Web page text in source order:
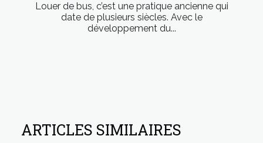
Louer de bus, c’est une pratique ancienne qui
date de plusieurs siècles. Avec le
développement du...
ARTICLES SIMILAIRES